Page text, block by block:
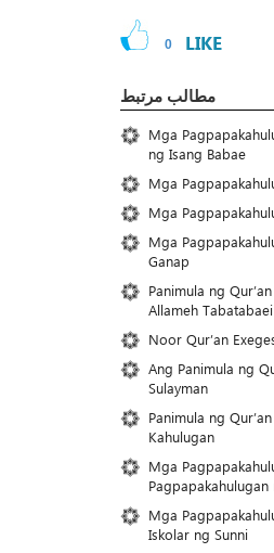
0 LIKE
مطالب مرتبط
Mga
ng Isang Babae
Mga
Mga
Mga
Ganap
Panimula ng
Allameh Tabatabaei
Noor Qur’an
Ang Panimula ng
Sulayman
Panimula ng
Kahulugan
Mga
Pagpapakahulugan
Mga
Iskolar ng Sunni